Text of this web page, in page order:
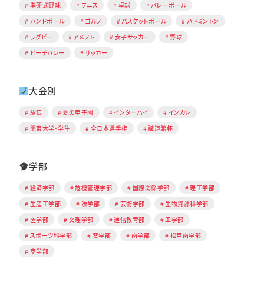
準硬式野球 テニス 卓球
バレーボール
ハンドボール
ゴルフ バスケットボール
バドミントン
ラグビー
アメフト 女子サッカー
野球
ビーチバレー
サッカー
大会別
駅伝 夏の甲子園 インターハイ
インカレ
関東大学・学生
全日本選手権 講道館杯
学部
経済学部 危機管理学部 国際関係学部
理工学部
生産工学部
法学部 芸術学部
生物資源科学部
医学部
文理学部 通信教育部
工学部
スポーツ科学部
薬学部 歯学部
松戸歯学部
商学部